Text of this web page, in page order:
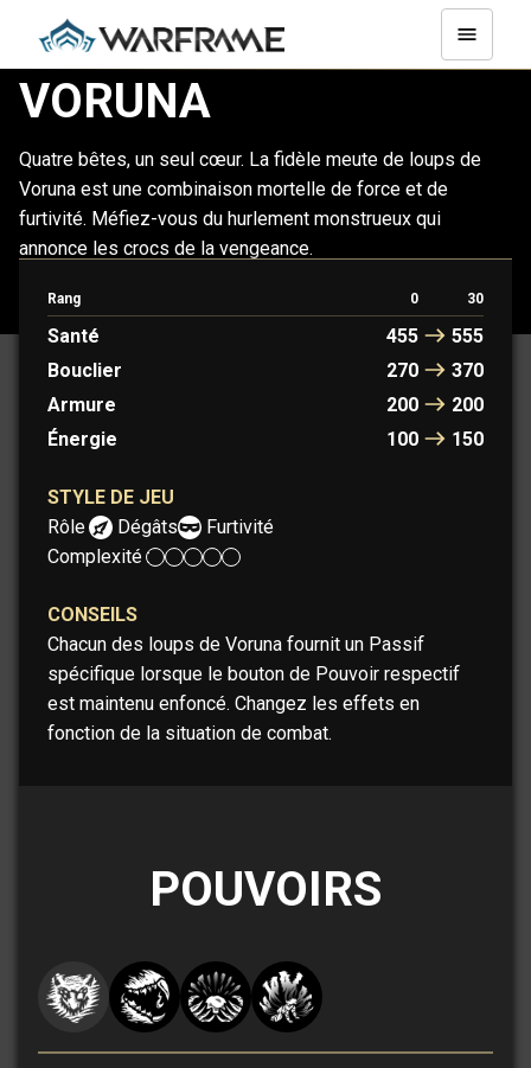
VORUNA
Quatre bêtes, un seul cœur. La fidèle meute de loups de
Voruna est une combinaison mortelle de force et de
furtivité. Méfiez-vous du hurlement monstrueux qui
annonce les crocs de la vengeance.
Rang 0 30
Santé 455
555
Bouclier
270
370
Armure
200
200
Énergie
100 150
STYLE DE JEU
Rôle :
Dégâts
Furtivité
Complexité :
CONSEILS
Chacun des loups de Voruna fournit un Passif
spécifique lorsque le bouton de Pouvoir respectif
est maintenu enfoncé. Changez les effets en
fonction de la situation de combat.
POUVOIRS